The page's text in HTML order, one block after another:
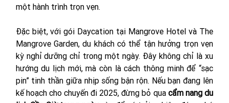
một hành trình trọn vẹn.
Đặc biệt, với gói Daycation tại Mangrove Hotel và The
Mangrove Garden, du khách có thể tận hưởng trọn vẹn
kỳ nghỉ dưỡng chỉ trong một ngày. Đây không chỉ là xu
hướng du lịch mới, mà còn là cách thông minh để “sạc
pin” tinh thần giữa nhịp sống bận rộn. Nếu bạn đang lên
kế hoạch cho chuyến đi 2025, đừng bỏ qua cẩm nang du